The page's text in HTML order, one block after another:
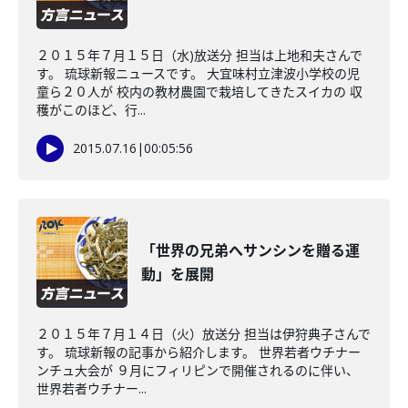
２０１５年７月１５日（水)放送分 担当は上地和夫さんで
す。 琉球新報ニュースです。 大宜味村立津波小学校の児
童ら２０人が 校内の教材農園で栽培してきたスイカの 収
穫がこのほど、行...
2015.07.16 |00:05:56
「世界の兄弟へサンシンを贈る運
動」を展開
２０１５年７月１４日（火）放送分 担当は伊狩典子さんで
す。 琉球新報の記事から紹介します。 世界若者ウチナー
ンチュ大会が ９月にフィリピンで開催されるのに伴い、
世界若者ウチナー...